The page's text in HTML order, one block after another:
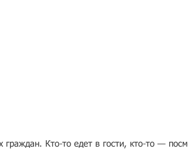
Кто-то едет в гости, кто-то —